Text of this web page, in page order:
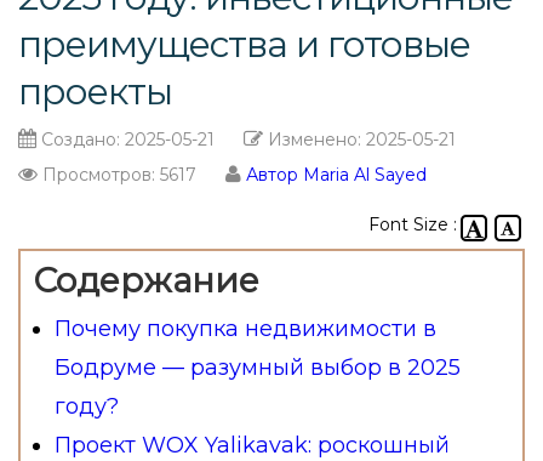
преимущества и готовые
проекты
Создано: 2025-05-21 Изменено: 2025-05-21
Просмотров: 5617
Автор Maria Al Sayed
Font Size :
Содержание
Почему покупка недвижимости в
Бодруме — разумный выбор в 2025
году?
Проект WOX Yalikavak: роскошный